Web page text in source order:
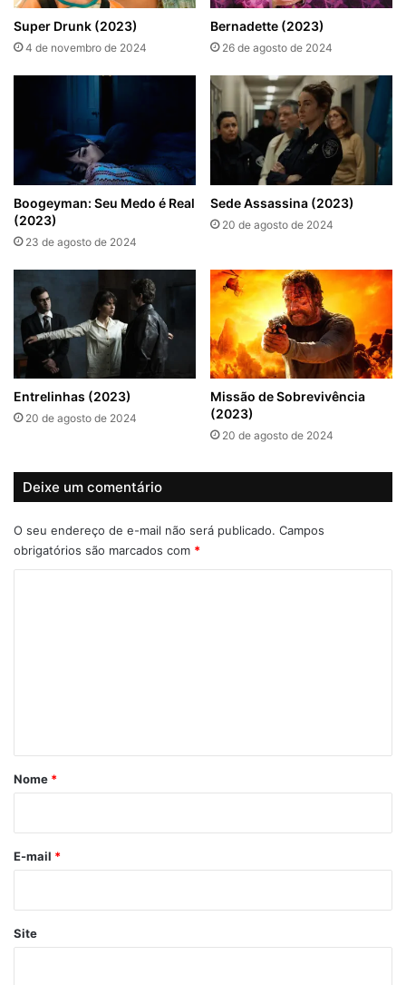
Super Drunk (2023)
4 de novembro de 2024
Bernadette (2023)
26 de agosto de 2024
Boogeyman: Seu Medo é Real
(2023)
23 de agosto de 2024
Sede Assassina (2023)
20 de agosto de 2024
Entrelinhas (2023)
20 de agosto de 2024
Missão de Sobrevivência
(2023)
20 de agosto de 2024
Deixe um comentário
O seu endereço de e-mail não será publicado. Campos
obrigatórios são marcados com *
r
*
Nome *
E-mail *
Site